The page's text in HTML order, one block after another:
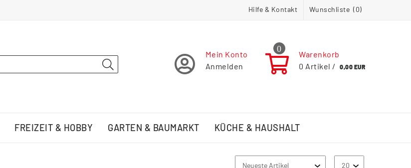
Hilfe & Kontakt Wunschliste (0)
Mein Konto
Anmelden
0
Warenkorb
0 Artikel / 0,00 EUR
FREIZEIT & HOBBY GARTEN & BAUMARKT KÜCHE & HAUSHALT